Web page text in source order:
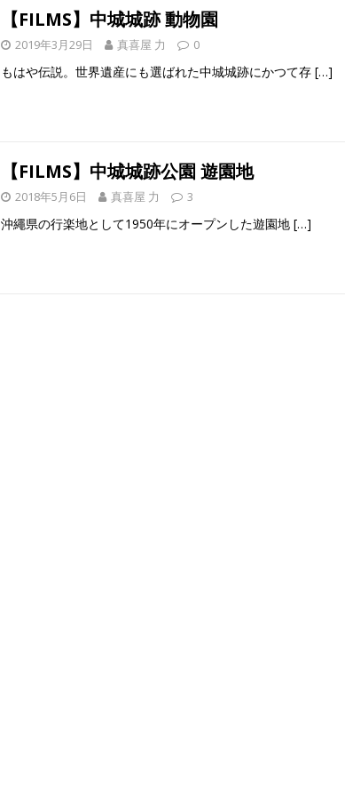
【FILMS】中城城跡 動物園
2019年3月29日 真喜屋 力 0
もはや伝説。世界遺産にも選ばれた中城城跡にかつて存 […]
【FILMS】中城城跡公園 遊園地
2018年5月6日 真喜屋 力 3
沖繩県の行楽地として1950年にオープンした遊園地 […]